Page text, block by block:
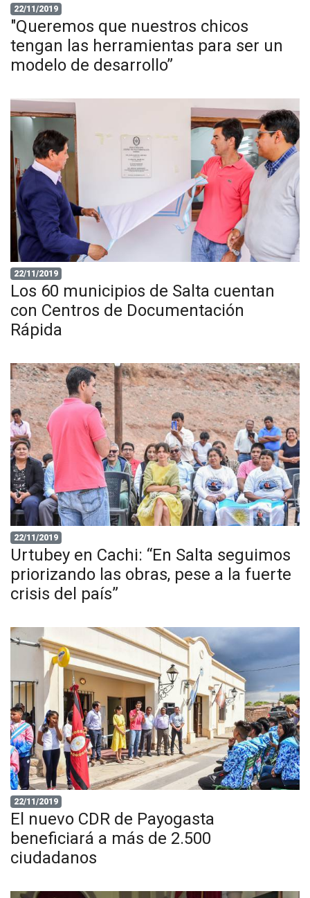
22/11/2019
"Queremos que nuestros chicos
tengan las herramientas para ser un
modelo de desarrollo”
22/11/2019
Los 60 municipios de Salta cuentan
con Centros de Documentación
Rápida
22/11/2019
Urtubey en Cachi: “En Salta seguimos
priorizando las obras, pese a la fuerte
crisis del país”
22/11/2019
El nuevo CDR de Payogasta
beneficiará a más de 2.500
ciudadanos